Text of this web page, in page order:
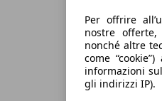
Per offrire
nostre
nonché altre
come
informazioni
gli indirizzi IP).